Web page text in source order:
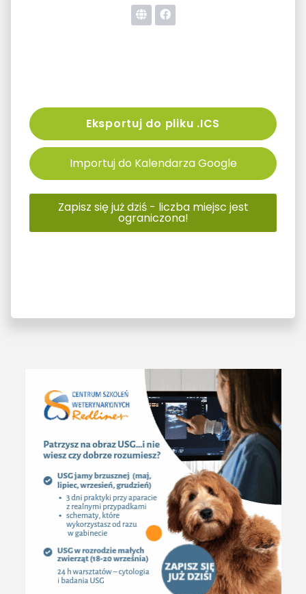
Eksportuj do pliku .ICS
Importuj do Kalendarza Google
Zapisz się już dziś - liczba miejsc jest
ograniczona!